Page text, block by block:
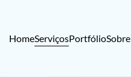
HomeServiçosPortfólioSobre